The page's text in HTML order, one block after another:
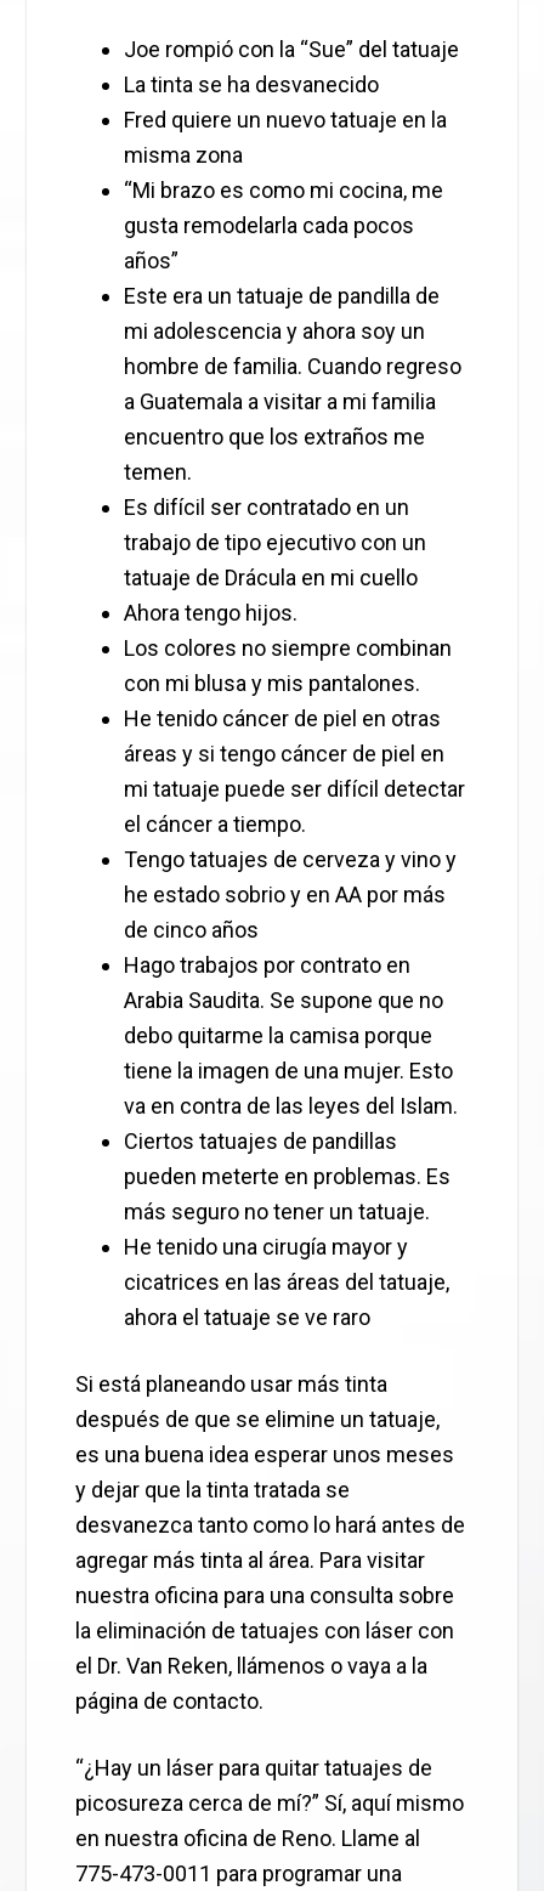
Joe rompió con la “Sue” del tatuaje
La tinta se ha desvanecido
Fred quiere un nuevo tatuaje en la
misma zona
“Mi brazo es como mi cocina, me
gusta remodelarla cada pocos
años”
Este era un tatuaje de pandilla de
mi adolescencia y ahora soy un
hombre de familia. Cuando regreso
a Guatemala a visitar a mi familia
encuentro que los extraños me
temen.
Es difícil ser contratado en un
trabajo de tipo ejecutivo con un
tatuaje de Drácula en mi cuello
Ahora tengo hijos.
Los colores no siempre combinan
con mi blusa y mis pantalones.
He tenido cáncer de piel en otras
áreas y si tengo cáncer de piel en
mi tatuaje puede ser difícil detectar
el cáncer a tiempo.
Tengo tatuajes de cerveza y vino y
he estado sobrio y en AA por más
de cinco años
Hago trabajos por contrato en
Arabia Saudita. Se supone que no
debo quitarme la camisa porque
tiene la imagen de una mujer. Esto
va en contra de las leyes del Islam.
Ciertos tatuajes de pandillas
pueden meterte en problemas. Es
más seguro no tener un tatuaje.
He tenido una cirugía mayor y
cicatrices en las áreas del tatuaje,
ahora el tatuaje se ve raro
Si está planeando usar más tinta
después de que se elimine un tatuaje,
es una buena idea esperar unos meses
y dejar que la tinta tratada se
desvanezca tanto como lo hará antes de
agregar más tinta al área. Para visitar
nuestra oficina para una consulta sobre
la eliminación de tatuajes con láser con
el Dr. Van Reken, llámenos o vaya a la
página de contacto.
“¿Hay un láser para quitar tatuajes de
picosureza cerca de mí?” Sí, aquí mismo
en nuestra oficina de Reno. Llame al
775-473-0011 para programar una